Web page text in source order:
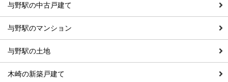
与野駅の中古戸建て
与野駅のマンション
与野駅の土地
木崎の新築戸建て